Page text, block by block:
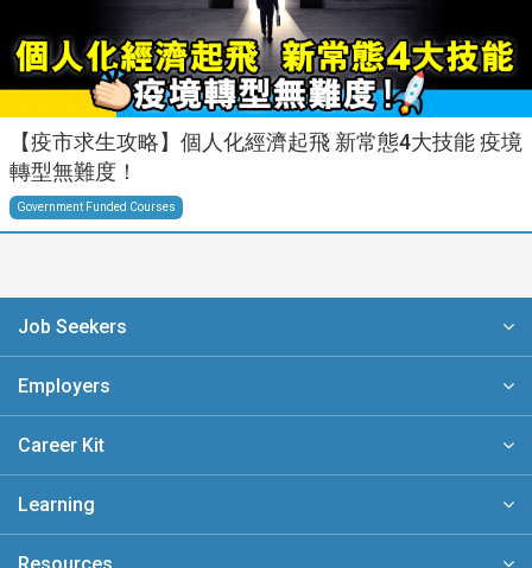
【疫市求生攻略】個人化經濟起飛 新常態4大技能 疫境
轉型無難度！
Government Funded Courses
Job Seekers
Employers
Career Kit
Learning